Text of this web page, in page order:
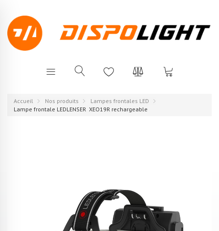
Accueil Nos produits
Lampes frontales LED
Lampe frontale LEDLENSER XEO19R rechargeable